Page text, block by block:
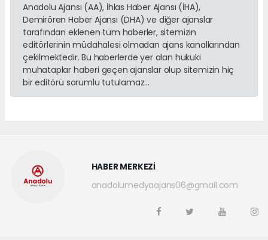
Anadolu Ajansı (AA), İhlas Haber Ajansı (İHA),
Demirören Haber Ajansı (DHA) ve diğer ajanslar
tarafından eklenen tüm haberler, sitemizin
editörlerinin müdahalesi olmadan ajans kanallarından
çekilmektedir. Bu haberlerde yer alan hukuki
muhataplar haberi geçen ajanslar olup sitemizin hiç
bir editörü sorumlu tutulamaz...
HABER MERKEZİ
anadolumedyaajans06@gmail.com